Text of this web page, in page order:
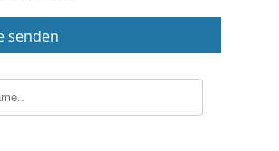
senden